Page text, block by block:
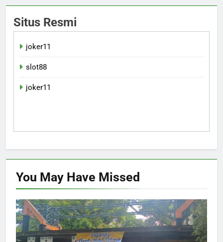
Situs Resmi
joker11
slot88
joker11
You May Have Missed
HUKUM